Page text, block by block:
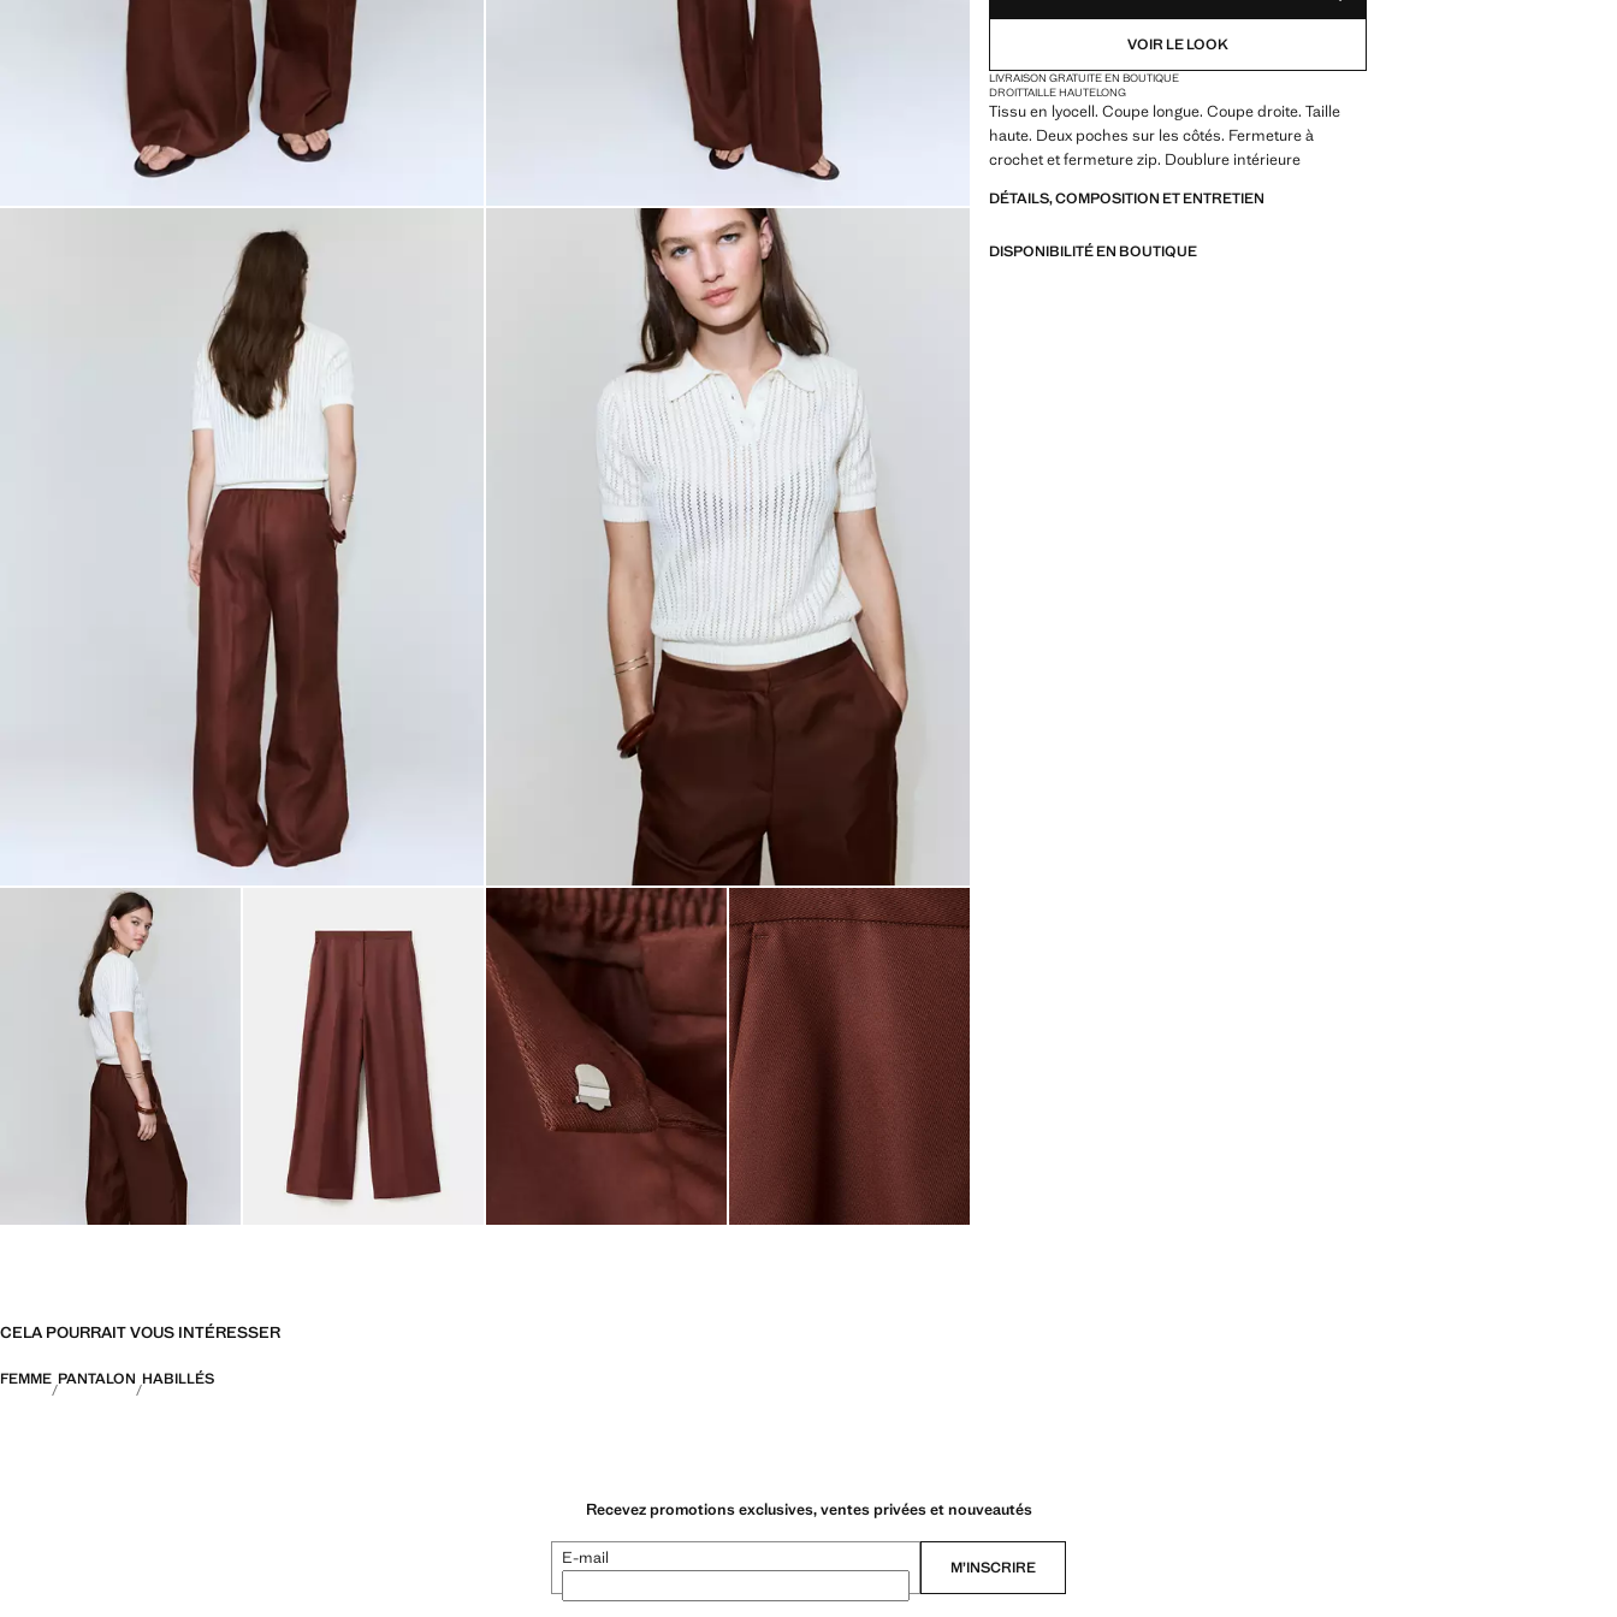
VOIR LE LOOK
LIVRAISON GRATUITE EN BOUTIQUE
DROITTAILLE HAUTELONG
Tissu en lyocell. Coupe longue. Coupe droite. Taille
haute. Deux poches sur les côtés. Fermeture à
crochet et fermeture zip. Doublure intérieure
DÉTAILS, COMPOSITION ET ENTRETIEN
DISPONIBILITÉ EN BOUTIQUE
CELA POURRAIT VOUS INTÉRESSER
FEMME PANTALON HABILLÉS
Recevez promotions exclusives, ventes privées et nouveautés
E-mail M’INSCRIRE